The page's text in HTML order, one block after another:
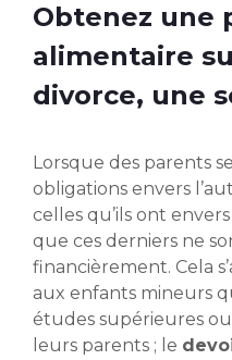
Obtenez une
alimentaire
divorce, une
Lorsque des parents
obligations envers
celles qu’ils ont
que ces derniers ne
financièrement. Cela
aux enfants mineurs
études supérieures
leurs parents ; le